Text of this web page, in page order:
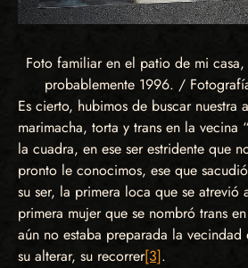
Foto familiar en el patio de mi
probablemente 1996. /
Es cierto, hubimos de buscar nuestra
marimacha, torta y trans en la vecina
la cuadra, en ese ser estridente que
pronto le conocimos, ese que
su ser, la primera loca que se atrevió
primera mujer que se nombró trans
aún no estaba preparada la vecindad
su alterar, su recorrer[3].